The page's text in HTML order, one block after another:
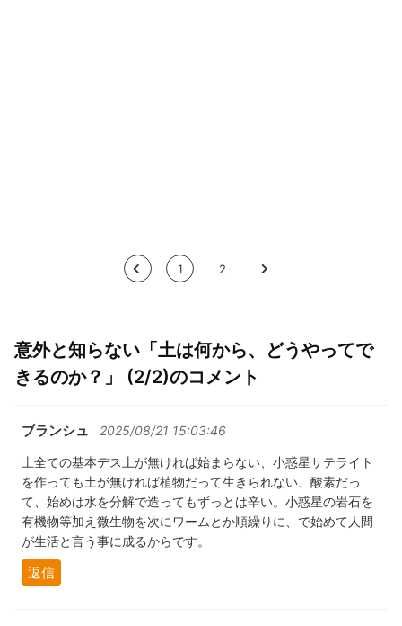
< 1 2 >
意外と知らない「土は何から、どうやってで
きるのか？」 (2/2)のコメント
ブランシュ 2025/08/21 15:03:46
土全ての基本デス土が無ければ始まらない、小惑星サテライト
を作っても土が無ければ植物だって生きられない、酸素だっ
て、始めは水を分解で造ってもずっとは辛い。小惑星の岩石を
有機物等加え微生物を次にワームとか順繰りに、で始めて人間
が生活と言う事に成るからです。
返信